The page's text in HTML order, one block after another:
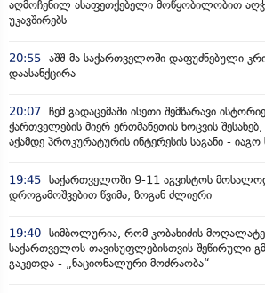
აღმოჩენილ ასაფეთქებელი მოწყობილობით
უკავშირებს
20:55 აშშ-მა საქართველოში დაფუძნებული
დაასანქცირა
20:07 ჩემ გადაცემაში ისეთი შემზარავი
ქართველების მიერ ერთმანეთის ხოცვის
აქამდე პროკურატურის ინტერესის საგანი - იაგო
19:45 საქართველოში 9-11 აგვისტოს
დროგამოშვებით წვიმა, ზოგან ძლიერი
19:40 სიმბოლურია, რომ კობახიძის
საქართველოს თავისუფლებისთვის შეწირული
გაკეთდა - „ნაციონალური მოძრაობა“